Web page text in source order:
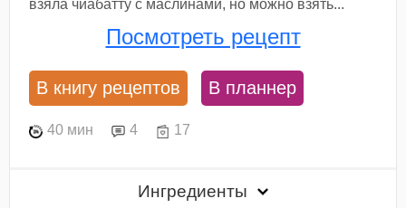
взяла чиабатту с маслинами, но можно взять...
Посмотреть рецепт
В книгу рецептов В планнер
40 мин 4 17
Ингредиенты